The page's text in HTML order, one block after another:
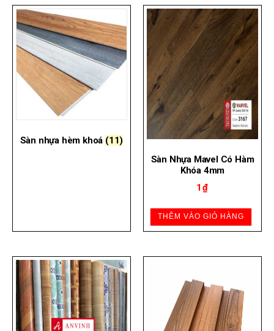
Sàn nhựa hèm khoá (11)
Sàn Nhựa Mavel Có Hàm
Khóa 4mm
1₫
THÊM VÀO GIỎ HÀNG